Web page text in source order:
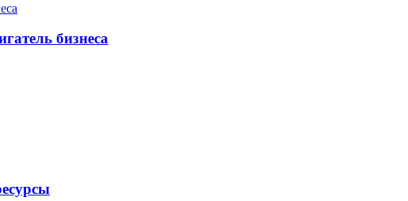
бизнеса